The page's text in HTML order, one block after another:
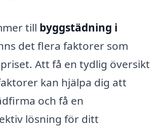
till byggstädning i
det flera faktorer som
Att få en tydlig översikt
kan hjälpa dig att
och få en
lösning för ditt